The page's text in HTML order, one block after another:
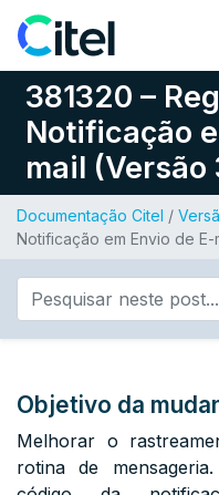
Pular para o
381320 –
Notificação
mail (Versão
Documentação Citel /
Notificação em Envio de
Objetivo da
Melhorar o
rotina de